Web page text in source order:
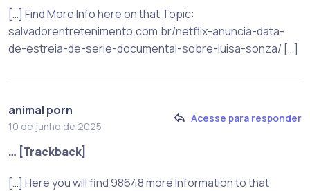
[…] Find More Info here on that Topic:
salvadorentretenimento.com.br/netflix-anuncia-data-
de-estreia-de-serie-documental-sobre-luisa-sonza/ […]
animal porn
10 de junho de 2025
Acesse para responder
… [Trackback]
[…] Here you will find 98648 more Information to that